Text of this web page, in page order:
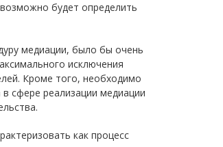
будет определить
медиации, было бы очень
исключения
Кроме того, необходимо
сфере реализации медиации
как процесс